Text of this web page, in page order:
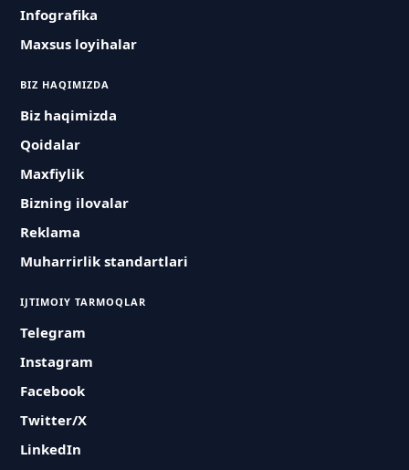
Infografika
Maxsus loyihalar
BIZ HAQIMIZDA
Biz haqimizda
Qoidalar
Maxfiylik
Bizning ilovalar
Reklama
Muharrirlik standartlari
IJTIMOIY TARMOQLAR
Telegram
Instagram
Facebook
Twitter/X
LinkedIn